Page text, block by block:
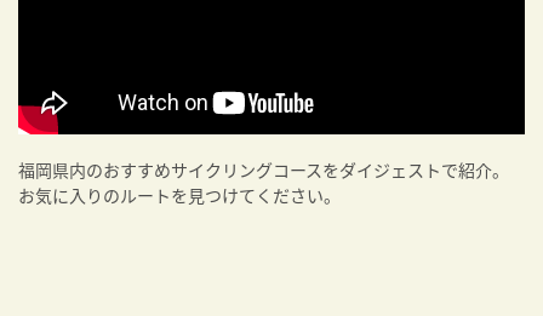
福岡県内のおすすめサイクリングコースをダイジェストで紹介。
お気に入りのルートを見つけてください。